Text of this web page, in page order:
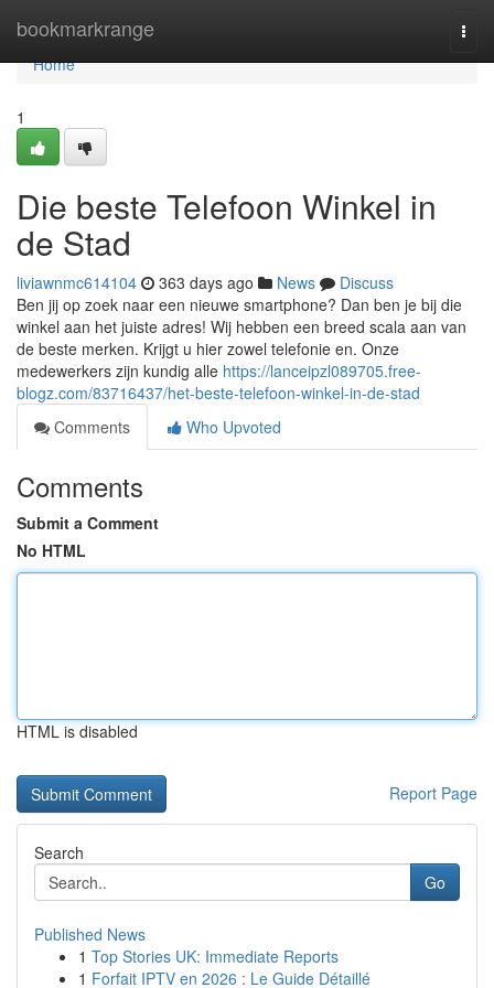
bookmarkrange
Home
Home
1
Die beste Telefoon Winkel in
de Stad
liviawnmc614104 363 days ago News
Discuss
Ben jij op zoek naar een nieuwe smartphone? Dan ben je bij die
winkel aan het juiste adres! Wij hebben een breed scala aan van
de beste merken. Krijgt u hier zowel telefonie en. Onze
medewerkers zijn kundig alle https://lanceipzl089705.free-
blogz.com/83716437/het-beste-telefoon-winkel-in-de-stad
Comments
Who Upvoted
Comments
Submit a Comment
No HTML
HTML is disabled
Report Page
Search
Go
Published News
1 Top Stories UK: Immediate Reports
1 Forfait IPTV en 2026 : Le Guide Détaillé